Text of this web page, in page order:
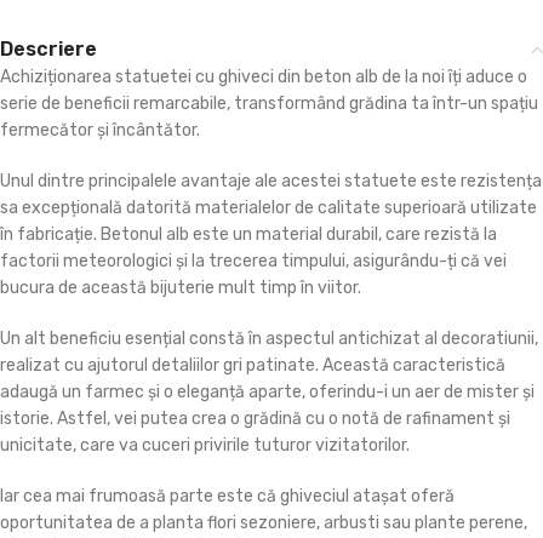
Descriere
Achiziționarea statuetei cu ghiveci din beton alb de la noi îți aduce o
serie de beneficii remarcabile, transformând grădina ta într-un spațiu
fermecător și încântător.
Unul dintre principalele avantaje ale acestei statuete este rezistența
sa excepțională datorită materialelor de calitate superioară utilizate
în fabricație. Betonul alb este un material durabil, care rezistă la
factorii meteorologici și la trecerea timpului, asigurându-ți că vei
bucura de această bijuterie mult timp în viitor.
Un alt beneficiu esențial constă în aspectul antichizat al decoratiunii,
realizat cu ajutorul detaliilor gri patinate. Această caracteristică
adaugă un farmec și o eleganță aparte, oferindu-i un aer de mister și
istorie. Astfel, vei putea crea o grădină cu o notă de rafinament și
unicitate, care va cuceri privirile tuturor vizitatorilor.
Iar cea mai frumoasă parte este că ghiveciul atașat oferă
oportunitatea de a planta flori sezoniere, arbusti sau plante perene,